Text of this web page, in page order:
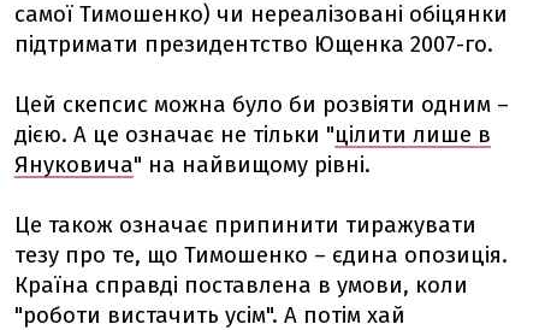
самої Тимошенко) чи нереалізовані обіцянки
підтримати президентство Ющенка 2007-го.
Цей скепсис можна було би розвіяти одним –
дією. А це означає не тільки "цілити лише в
Януковича" на найвищому рівні.
Це також означає припинити тиражувати
тезу про те, що Тимошенко – єдина опозиція.
Країна справді поставлена в умови, коли
"роботи вистачить усім". А потім хай